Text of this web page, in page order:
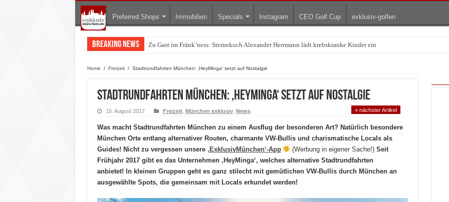
Preferred Shops Immobilien Specials Instagram CEO Golf Cup exklusiv-golfen
Breaking News Zu Gast im Fränk’ness: Sternekoch Alexander Herrmann lädt krebskranke Kinder ein
Warum München gerade zum Treffpunkt der Lingerie-Branche wurde
Home / Freizeit / Stadtrundfahrten München: ‚HeyMinga‘ setzt auf Nostalgie
Stadtrundfahrten München: ‚HeyMinga‘ setzt auf Nostalgie
15. August 2017 Freizeit, München exklusiv, News » nächster Artikel
Was macht Stadtrundfahrten München zu einem Ausflug der besonderen Art? Natürlich besondere
München Orte entlang alternativer Routen, charmante VW-Bullis und charismatische Locals als
Guides! Nicht zu vergessen unsere ‚ExklusivMünchen‘-App (Werbung in eigener Sache!)Seit
Frühjahr 2017 gibt es das Unternehmen ‚HeyMinga‘, welches alternative Stadtrundfahrten
anbietet! In kleinen Gruppen geht es ganz stilecht mit gemütlichen VW-Bullis durch München an
ausgewählte Spots, die gemeinsam mit Locals erkundet werden!